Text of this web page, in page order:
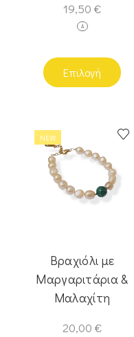
19,50 €
A
Επιλογή
NEW
Βραχιόλι με
Μαργαριτάρια &
Μαλαχίτη
20,00 €